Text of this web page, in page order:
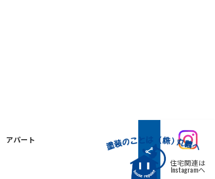
住宅関連は
Instagramへ
アパート